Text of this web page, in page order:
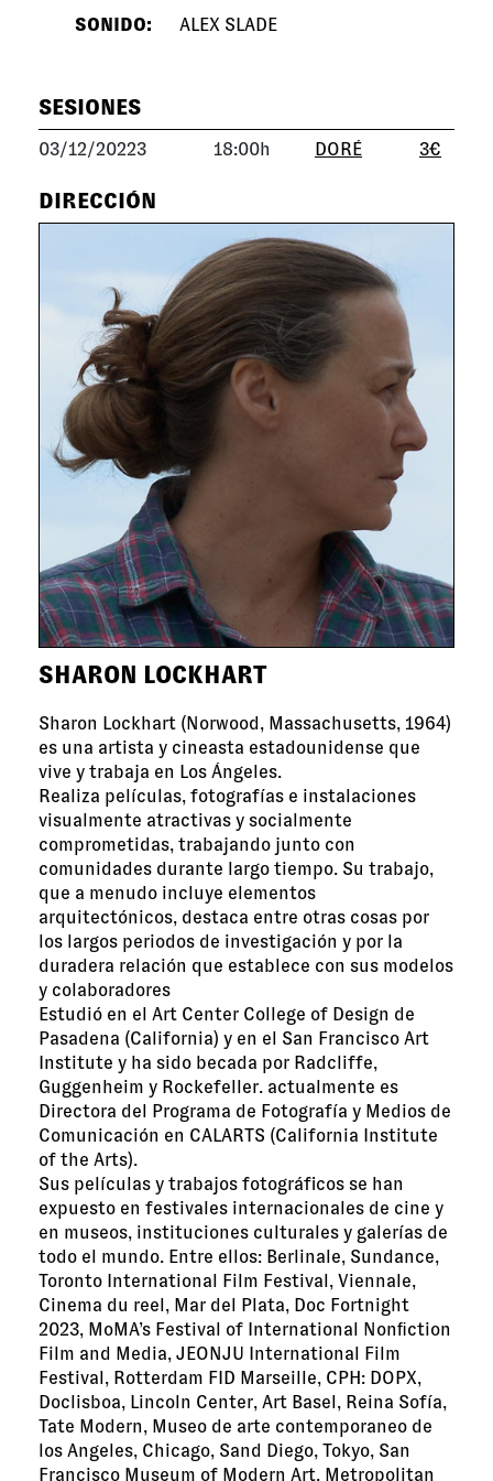
SONIDO:
ALEX SLADE
SESIONES
03/12/20223 18:00h DORÉ 3€
DIRECCIÓN
SHARON LOCKHART
Sharon Lockhart (Norwood, Massachusetts, 1964)
es una artista y cineasta estadounidense que
vive y trabaja en Los Ángeles.
Realiza películas, fotografías e instalaciones
visualmente atractivas y socialmente
comprometidas, trabajando junto con
comunidades durante largo tiempo. Su trabajo,
que a menudo incluye elementos
arquitectónicos, destaca entre otras cosas por
los largos periodos de investigación y por la
duradera relación que establece con sus modelos
y colaboradores
Estudió en el Art Center College of Design de
Pasadena (California) y en el San Francisco Art
Institute y ha sido becada por Radcliffe,
Guggenheim y Rockefeller. actualmente es
Directora del Programa de Fotografía y Medios de
Comunicación en CALARTS (California Institute
of the Arts).
Sus películas y trabajos fotográficos se han
expuesto en festivales internacionales de cine y
en museos, instituciones culturales y galerías de
todo el mundo. Entre ellos: Berlinale, Sundance,
Toronto International Film Festival, Viennale,
Cinema du reel, Mar del Plata, Doc Fortnight
2023, MoMA’s Festival of International Nonﬁction
Film and Media, JEONJU International Film
Festival, Rotterdam FID Marseille, CPH: DOPX,
Doclisboa, Lincoln Center, Art Basel, Reina Sofía,
Tate Modern, Museo de arte contemporaneo de
los Angeles, Chicago, Sand Diego, Tokyo, San
Francisco Museum of Modern Art, Metropolitan